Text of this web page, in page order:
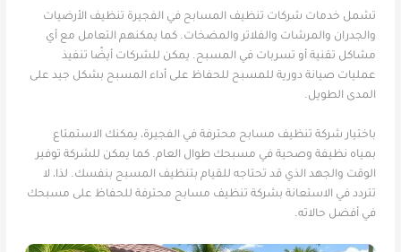
تشمل خدمات شركات تنظيف المسابح في الفجيرة تنظيف الأرضيات
والجدران والمرشات والفلاتر والمضخات. كما يمكنهم التعامل مع أي
مشاكل تقنية أو تسربات في المسبح. يمكن للشركات أيضًا تنفيذ
عمليات صيانة دورية للمسبح للحفاظ على أداء المسبح بشكل جيد على
المدى الطويل.
باختيار شركة تنظيف مسابح محترفة في الفجيرة، يمكنك الاستمتاع
بمياه نظيفة وصحية في مسبحك طوال العام. كما يمكن للشركة توفير
الوقت والجهد الذي قد تحتاجه للقيام بتنظيف المسبح بنفسك. لذا، لا
تتردد في الاستعانة بشركة تنظيف مسابح محترفة للحفاظ على مسبحك
في أفضل حالاته.